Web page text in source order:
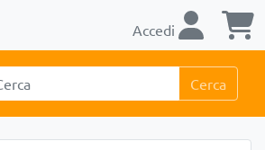
Accedi
Cerca